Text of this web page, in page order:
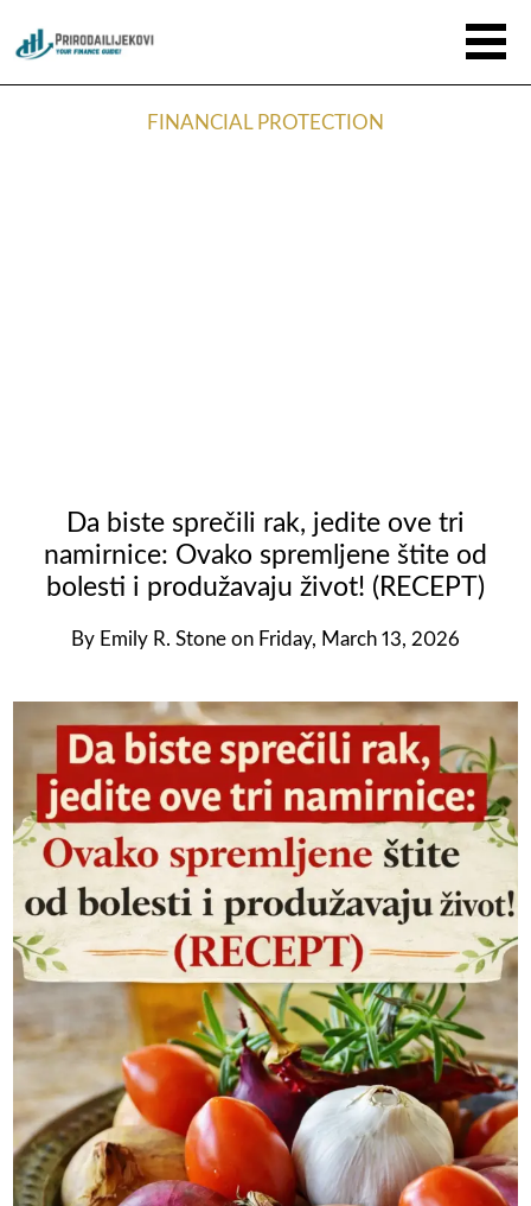
FINANCIAL PROTECTION
Da biste sprečili rak, jedite ove tri
namirnice: Ovako spremljene štite od
bolesti i produžavaju život! (RECEPT)
By Emily R. Stone on Friday, March 13, 2026